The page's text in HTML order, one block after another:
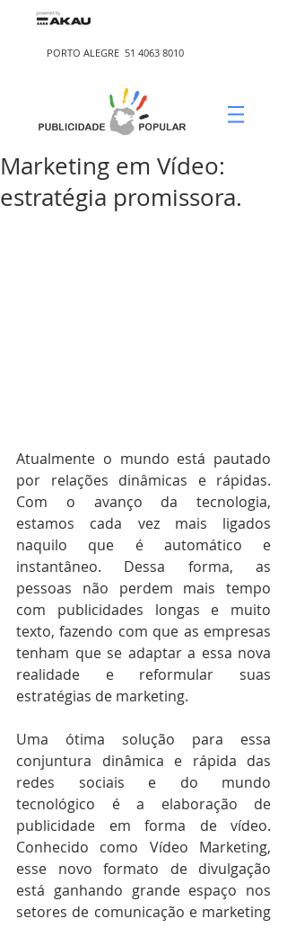
PORTO ALEGRE 51 4063 8010
Marketing em Vídeo:
estratégia promissora.
Atualmente o mundo está pautado
por relações dinâmicas e rápidas.
Com o avanço da tecnologia,
estamos cada vez mais ligados
naquilo que é automático e
instantâneo. Dessa forma, as
pessoas não perdem mais tempo
com publicidades longas e muito
texto, fazendo com que as empresas
tenham que se adaptar a essa nova
realidade e reformular suas
estratégias de marketing.
Uma ótima solução para essa
conjuntura dinâmica e rápida das
redes sociais e do mundo
tecnológico é a elaboração de
publicidade em forma de vídeo.
Conhecido como Vídeo Marketing,
esse novo formato de divulgação
está ganhando grande espaço nos
setores de comunicação e marketing